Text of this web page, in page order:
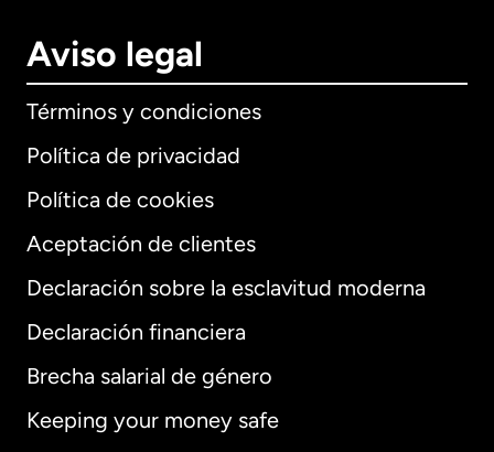
Aviso legal
Términos y condiciones
Política de privacidad
Política de cookies
Aceptación de clientes
Declaración sobre la esclavitud moderna
Declaración financiera
Brecha salarial de género
Keeping your money safe
Internacional English
Alemania